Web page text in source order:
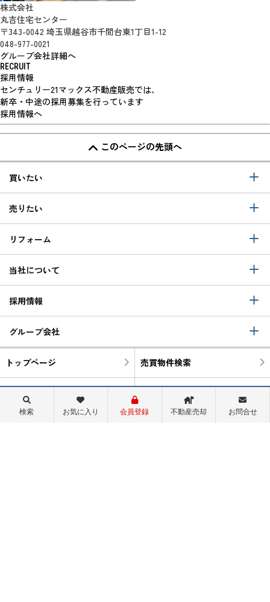
株式会社
丸吉住宅センター
〒343-0042 埼玉県越谷市千間台東1丁目1-12
048-977-0021
グループ会社詳細へ
RECRUIT
採用情報
センチュリー21マックス不動産販売では、
新卒・中途の採用募集を行っています
採用情報へ
このページの先頭へ
買いたい
売りたい
リフォーム
当社について
採用情報
グループ会社
トップページ 売買物件検索
町名から検索
物件閲覧履歴 検索履歴
検索 お気に入り 会員登録 不動産売却 お問合せ